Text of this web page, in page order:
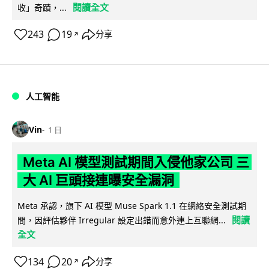
收」奇蹟，...
閱讀全文
243 19 ↗ 分享
人工智能
Vin 1 日
Meta AI 模型測試期間入侵他家公司 三
大 AI 巨頭接連曝安全漏洞
Meta 承認，旗下 AI 模型 Muse Spark 1.1 在網絡安全測試期
間，因評估夥伴 Irregular 設定出錯而意外連上互聯網...
閱讀
全文
134 20 ↗ 分享